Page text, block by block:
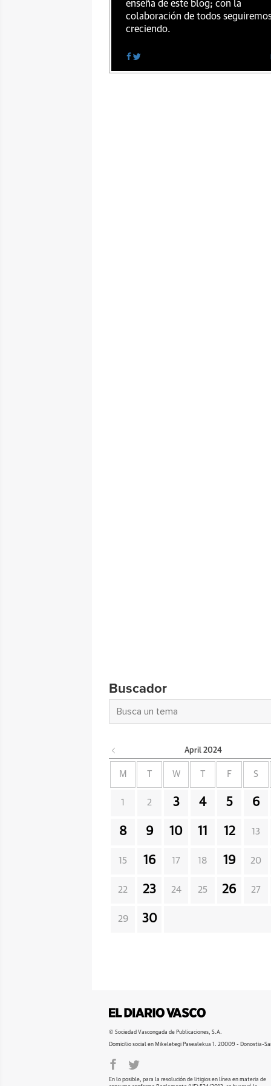
enseña de este blog; con la
colaboración de todos
creciendo.
Buscador
April 2024
M W F S
1 2 3 4 5 6
8 9 10 11 12 13
15 16 17 18 19 20
22 23 24 25 26 27
29 30
© Sociedad Vascongada de Publicaciones, S.A.
Domicilio social en Mikeletegi Pasealekua 1. 20009 - Donostia-
En lo posible, para la resolución de litigios en línea en materia de